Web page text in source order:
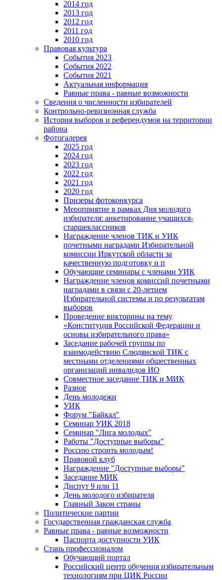
2014 год
2013 год
2012 год
2011 год
2010 год
Правовая культура
События 2023
События 2022
События 2021
Актуальная информация
Равные права - равные возможности
Сведения о численности избирателей
Контрольно-ревизионная служба
История выборов и референдумов на территории
района
Фотогалерея
2025 год
2024 год
2023 год
2022 год
2021 год
2020 год
Призеры фотоконкурса
Мероприятие в рамках Дня молодого
избирателя: анкетирование учащихся-
старшеклассников
Награждение членов ТИК и УИК
почетными наградами Избирательной
комиссии Иркутской области за
качественную подготовку и п
Обучающие семинары с членами УИК
Награждение членов комиссий почетными
наградами в связи с 20-летием
Избирательной системы и по результатам
выборов
Проведение викторины на тему
«Конституция Российской Федерации и
основы избирательного права»
Заседание рабочей группы по
взаимодействию Слюдянской ТИК с
местными отделениями общественных
организаций инвалидов ИО
Совместное заседание ТИК и МИК
Разное
День молодежи
УИК
Форум "Байкал"
Семинар УИК 2018
Семинар "Лига молодых"
Работы "Доступные выборы"
Россию строить молодым!
Правовой клуб
Награждение "Доступные выборы"
Заседание МИК
Диспут 9 или 11
День молодого избирателя
Главный Закон страны
Политические партии
Государственная гражданская служба
Равные права - равные возможности
Паспорта доступности УИК
Стань профессионалом
Обучающий портал
Российский центр обучения избирательным
технологиям при ЦИК России